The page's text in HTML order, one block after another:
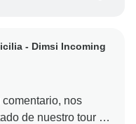
- Dimsi Incoming
nos
de nuestro tour y